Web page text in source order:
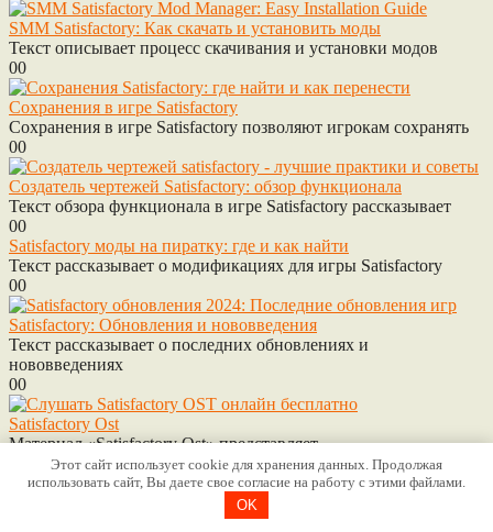
SMM Satisfactory: Как скачать и установить моды
Текст описывает процесс скачивания и установки модов
00
Сохранения в игре Satisfactory
Сохранения в игре Satisfactory позволяют игрокам сохранять
00
Создатель чертежей Satisfactory: обзор функционала
Текст обзора функционала в игре Satisfactory рассказывает
00
Satisfactory моды на пиратку: где и как найти
Текст рассказывает о модификациях для игры Satisfactory
00
Satisfactory: Обновления и нововведения
Текст рассказывает о последних обновлениях и
нововведениях
00
Satisfactory Ost
Материал «Satisfactory Ost» представляет
Перевод ‘satisfactory’ на русский
‘Удовлетворительный’ на русский язык обычно
Этот сайт использует cookie для хранения данных. Продолжая
использовать сайт, Вы даете свое согласие на работу с этими файлами.
OK